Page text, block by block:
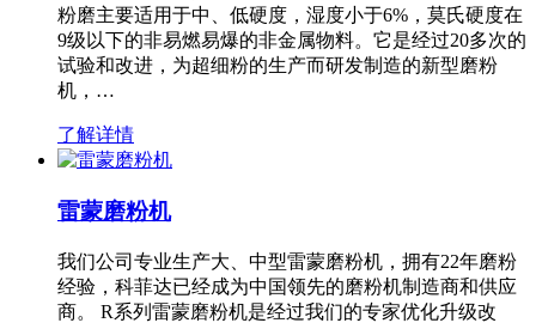
粉磨主要适用于中、低硬度，湿度小于6%，莫氏硬度在
9级以下的非易燃易爆的非金属物料。它是经过20多次的
试验和改进，为超细粉的生产而研发制造的新型磨粉
机，…
了解详情
雷蒙磨粉机
我们公司专业生产大、中型雷蒙磨粉机，拥有22年磨粉
经验，科菲达已经成为中国领先的磨粉机制造商和供应
商。 R系列雷蒙磨粉机是经过我们的专家优化升级改